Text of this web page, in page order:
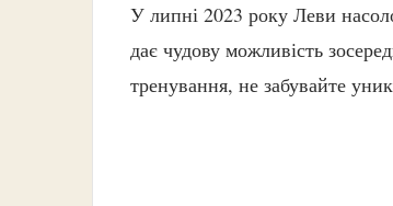
У липні 2023 року Леви
дає чудову можливість
тренування, не забувайте